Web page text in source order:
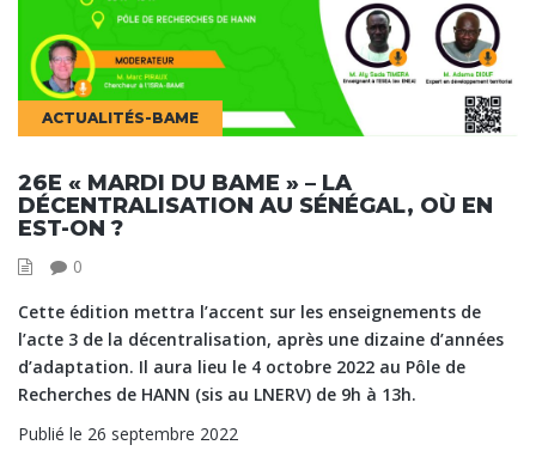
ACTUALITÉS-BAME
26E « MARDI DU BAME » – LA
DÉCENTRALISATION AU SÉNÉGAL, OÙ EN
EST-ON ?
0
Cette édition mettra l’accent sur les enseignements de
l’acte 3 de la décentralisation, après une dizaine d’années
d’adaptation. Il aura lieu le 4 octobre 2022 au Pôle de
Recherches de HANN (sis au LNERV) de 9h à 13h.
Publié le 26 septembre 2022